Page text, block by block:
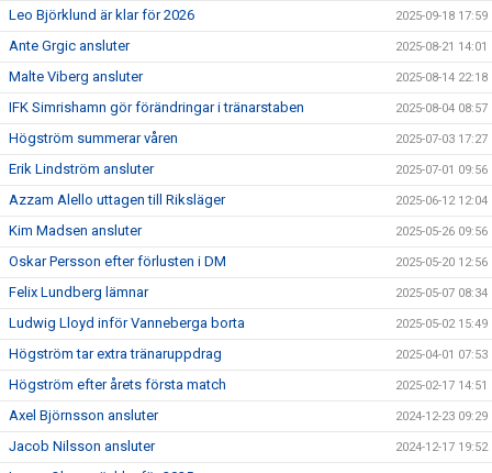
Leo Björklund är klar för 2026 2025-09-18 17:59
Ante Grgic ansluter 2025-08-21 14:01
Malte Viberg ansluter 2025-08-14 22:18
IFK Simrishamn gör förändringar i tränarstaben 2025-08-04 08:57
Högström summerar våren 2025-07-03 17:27
Erik Lindström ansluter 2025-07-01 09:56
Azzam Alello uttagen till Riksläger 2025-06-12 12:04
Kim Madsen ansluter 2025-05-26 09:56
Oskar Persson efter förlusten i DM 2025-05-20 12:56
Felix Lundberg lämnar 2025-05-07 08:34
Ludwig Lloyd inför Vanneberga borta 2025-05-02 15:49
Högström tar extra tränaruppdrag 2025-04-01 07:53
Högström efter årets första match 2025-02-17 14:51
Axel Björnsson ansluter 2024-12-23 09:29
Jacob Nilsson ansluter 2024-12-17 19:52